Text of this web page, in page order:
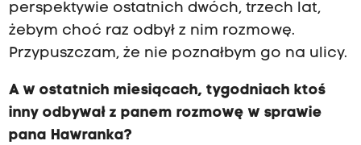
perspektywie ostatnich dwóch, trzech lat,
żebym choć raz odbył z nim rozmowę.
Przypuszczam, że nie poznałbym go na ulicy.
A w ostatnich miesiącach, tygodniach ktoś
inny odbywał z panem rozmowę w sprawie
pana Hawranka?